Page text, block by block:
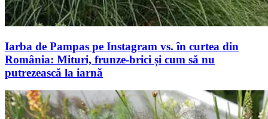
Iarba de Pampas pe Instagram vs. în curtea din
România: Mituri, frunze-brici și cum să nu
putrezească la iarnă